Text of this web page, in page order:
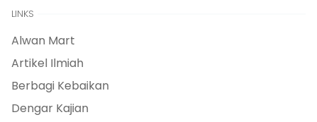
LINKS
Alwan Mart
Artikel Ilmiah
Berbagi Kebaikan
Dengar Kajian